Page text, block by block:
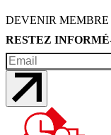
DEVENIR MEMBRE
RESTEZ